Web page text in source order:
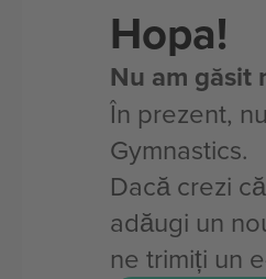
Hopa!
Nu am găsit
În prezent,
Gymnastics.
Dacă crezi
adăugi un
ne trimiți un